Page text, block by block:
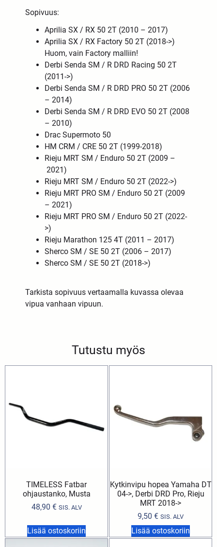
Sopivuus:
Aprilia SX / RX 50 2T (2010 – 2017)
Aprilia SX / RX Factory 50 2T (2018->)
Huom, vain Factory malliin!
Derbi Senda SM / R DRD Racing 50 2T
(2011->)
Derbi Senda SM / R DRD PRO 50 2T (2006
– 2014)
Derbi Senda SM / R DRD EVO 50 2T (2008
– 2010)
Drac Supermoto 50
HM CRM / CRE 50 2T (1999-2018)
Rieju MRT SM / Enduro 50 2T (2009 –
2021)
Rieju MRT SM / Enduro 50 2T (2022->)
Rieju MRT PRO SM / Enduro 50 2T (2009
– 2021)
Rieju MRT PRO SM / Enduro 50 2T (2022-
>)
Rieju Marathon 125 4T (2011 – 2017)
Sherco SM / SE 50 2T (2006 – 2017)
Sherco SM / SE 50 2T (2018->)
Tarkista sopivuus vertaamalla kuvassa olevaa
vipua vanhaan vipuun.
Tutustu myös
TIMELESS Fatbar
ohjaustanko, Musta
48,90 € SIS. ALV
Lisää ostoskoriin
Kytkinvipu hopea Yamaha DT
04->, Derbi DRD Pro, Rieju
MRT 2018->
9,50 € SIS. ALV
Lisää ostoskoriin